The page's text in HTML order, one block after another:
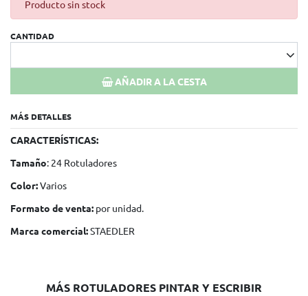
Producto sin stock
CANTIDAD
AÑADIR A LA CESTA
MÁS DETALLES
CARACTERÍSTICAS:
Tamaño: 24 Rotuladores
Color:Varios
Formato de venta: por unidad.
Marca comercial:STAEDLER
MÁS ROTULADORES PINTAR Y ESCRIBIR